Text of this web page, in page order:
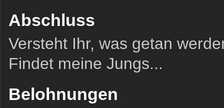
Abschluss
Versteht Ihr, was getan
Findet meine Jungs...
Belohnungen